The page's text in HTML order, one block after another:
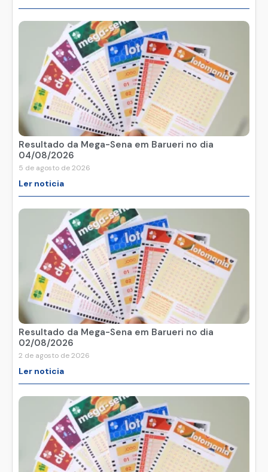
Resultado da Mega-Sena em Barueri no dia
04/08/2026
5 de agosto de 2026
Ler noticia
Resultado da Mega-Sena em Barueri no dia
02/08/2026
2 de agosto de 2026
Ler noticia